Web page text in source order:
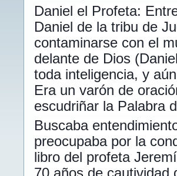
Daniel el Profeta:
Daniel de la tribu de
contaminarse con el
delante de Dios
toda inteligencia, y
Era un varón de
escudriñar la Palabra
Buscaba
preocupaba por la
libro del profeta
70 años de cautividad